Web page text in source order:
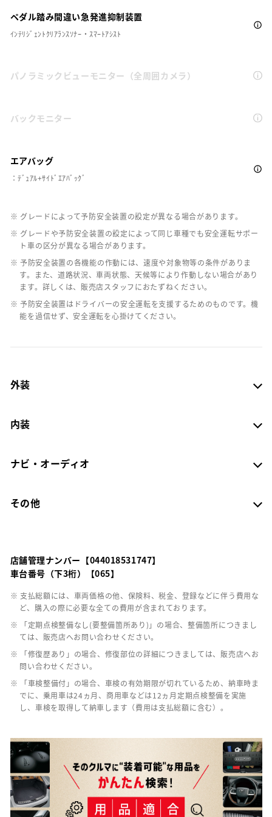
ペダル踏み間違い急発進抑制装置
ｲﾝﾃﾘｼﾞｪﾝﾄｸﾘｱﾗﾝｽｿﾅｰ・ｽﾏｰﾄｱｼｽﾄ
パノラミックビューモニター（全周囲カメラ）
バックモニター
エアバッグ
：ﾃﾞｭｱﾙ+ｻｲﾄﾞｴｱﾊﾞｯｸﾞ
※ グレードによって予防安全装置の設定が異なる場合があります。
※ グレードや予防安全装置の設定によって同じ車種でも安全運転サポー
ト車の区分が異なる場合があります。
※ 予防安全装置の各機能の作動には、速度や対象物等の条件がありま
す。また、道路状況、車両状態、天候等により作動しない場合があり
ます。詳しくは、販売店スタッフにおたずねください。
※ 予防安全装置はドライバーの安全運転を支援するためのものです。機
能を過信せず、安全運転を心掛けてください。
外装
内装
ナビ・オーディオ
その他
店舗管理ナンバー【044018531747】
車台番号（下3桁）【065】
※ 支払総額には、車両価格の他、保険料、税金、登録などに伴う費用な
ど、購入の際に必要な全ての費用が含まれております。
※ 「定期点検整備なし(要整備箇所あり)」の場合、整備箇所につきまし
ては、販売店へお問い合わせください。
※ 「修復歴あり」の場合、修復部位の詳細につきましては、販売店へお
問い合わせください。
※ 「車検整備付」の場合、車検の有効期限が切れているため、納車時ま
でに、乗用車は24ヵ月、商用車などは12ヵ月定期点検整備を実施
し、車検を取得して納車します（費用は支払総額に含む）。